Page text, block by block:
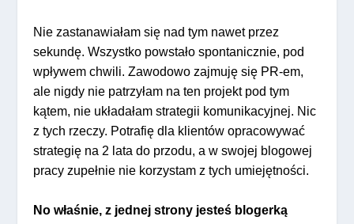
Nie zastanawiałam się nad tym nawet przez
sekundę. Wszystko powstało spontanicznie, pod
wpływem chwili. Zawodowo zajmuję się PR-em,
ale nigdy nie patrzyłam na ten projekt pod tym
kątem, nie układałam strategii komunikacyjnej. Nic
z tych rzeczy. Potrafię dla klientów opracowywać
strategię na 2 lata do przodu, a w swojej blogowej
pracy zupełnie nie korzystam z tych umiejętności.
No właśnie, z jednej strony jesteś blogerką